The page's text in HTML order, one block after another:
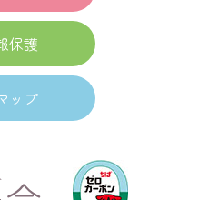
保護
ップ